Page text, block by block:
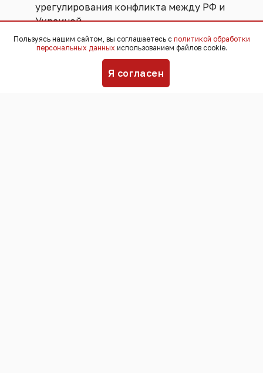
урегулирования конфликта между РФ и
Украиной.
"Мы работаем над этим, и я думаю, что
у нас есть прогресс", -
сказал
журналистам в Белом доме.
Пользуясь нашим сайтом, вы соглашаетесь с политикой обработки
персональных данных использованием файлов cookie.
Я согласен